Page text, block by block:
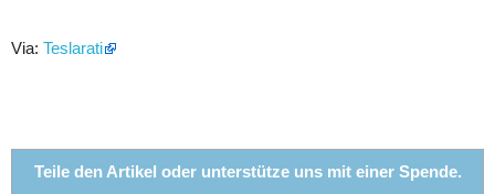
Via: Teslarati
Teile den Artikel oder unterstütze uns mit einer Spende.